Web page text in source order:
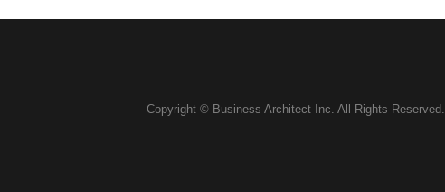
Copyright © Business Architect Inc. All Rights Reserved.